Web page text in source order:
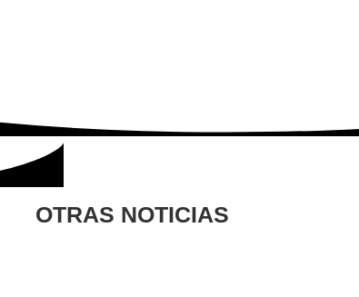
OTRAS NOTICIAS